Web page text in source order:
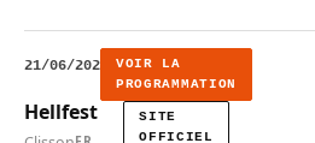
21/06/2026
Hellfest
VOIR LA
PROGRAMMATION
SITE
OFFICIEL